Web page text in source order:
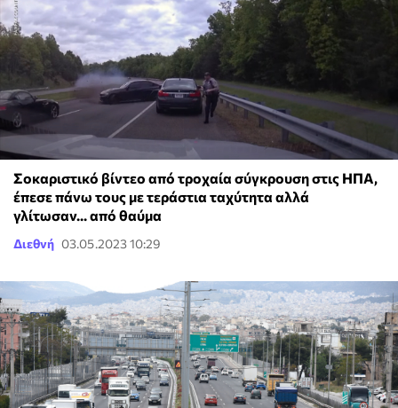
Σοκαριστικό βίντεο από τροχαία σύγκρουση στις ΗΠΑ,
έπεσε πάνω τους με τεράστια ταχύτητα αλλά
γλίτωσαν... από θαύμα
Διεθνή 03.05.2023 10:29